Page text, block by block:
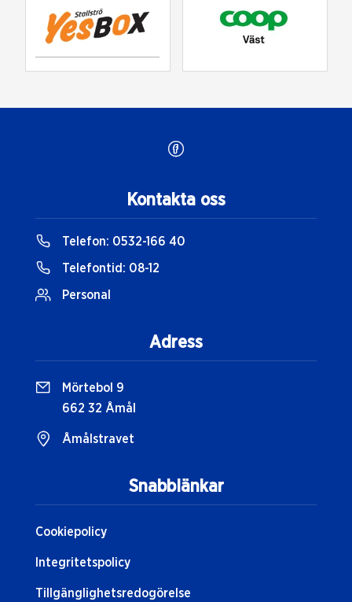
Snabblänkar
Cookiepolicy
Integritetspolicy
Tillgänglighetsredogörelse
Kontakta oss
Telefon: 0532-166 40
Telefontid: 08-12
Personal
Adress
Mörtebol 9
662 32 Åmål
Åmålstravet